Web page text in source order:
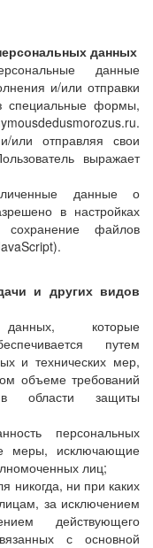
данных
данные
и/или отправки
специальные формы,
или отправляя свои
выражает
данные о
в настройках
сохранение файлов
и других видов
данных, которые
путем
и технических мер,
объеме требований
в области защиты
персональных
меры, исключающие
лиц;
никогда, ни при каких
за исключением
действующего
с основной